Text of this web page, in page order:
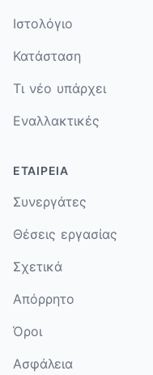
Ιστολόγιο
Κατάσταση
Τι νέο υπάρχει
Εναλλακτικές
ΕΤΑΙΡΕΊΑ
Συνεργάτες
Θέσεις εργασίας
Σχετικά
Απόρρητο
Όροι
Ασφάλεια